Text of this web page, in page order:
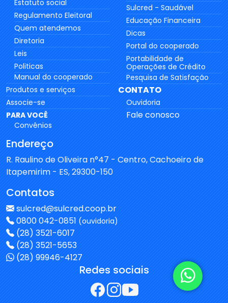
Estatuto social
Regulamento Eleitoral
Quem atendemos
Diretoria
Leis
Politicas
Manual do cooperado
Produtos e serviços
Associe-se
PARA VOCÊ
Convênios
Sulcred - Saudável
Educação Financeira
Dicas
Portal do cooperado
Portabilidade de
Operações de Crédito
Pesquisa de Satisfação
CONTATO
Ouvidoria
Fale conosco
Endereço
R. Raulino de Oliveira n°47 - Centro, Cachoeiro de
Itapemirim - ES, 29300-150
Contatos
sulcred@sulcred.coop.br
0800 042-0851 (ouvidoria)
(28) 3521-6017
(28) 3521-5653
(28) 99946-4127
Redes sociais